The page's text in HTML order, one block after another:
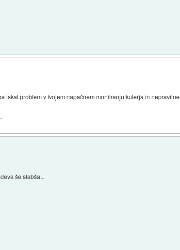
iskat problem v tvojem napačnem monitranju kulerja in
še slabša...